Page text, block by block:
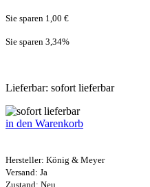
Sie sparen 1,00 €
Sie sparen 3,34%
Lieferbar: sofort lieferbar
in den Warenkorb
Hersteller: König & Meyer
Versand: Ja
Zustand: Neu